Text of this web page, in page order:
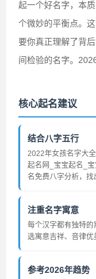
起一个好名字，本
个微妙的平衡点。
要你真正理解了背
间检验的名字。
核心起名建议
结合八字五行
2022年女孩名字大
起名网_宝宝起名_
名免费八字分析，找
注重名字寓意
每个汉字都有独特
选寓意吉祥、音律优
参考2026年趋势